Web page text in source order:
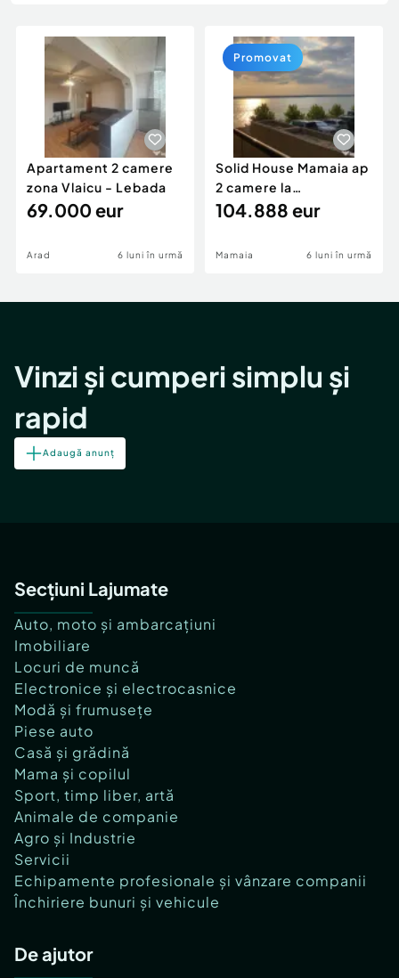
Animale de companie
Afaceri și echipamente profesionale
Inchiriere Bunuri si Vehicule
Piese auto si accesorii
Dacia Duster
Apartament 2 camere
zona Vlaicu - Lebada
69.000 eur
Arad 6 luni în urmă
Solid House Mamaia ap
2 camere la
cheie,langa Mega
104.888 eur
Mamaia 6 luni în urmă
Promovat
Vinzi și cumperi simplu și
rapid
Adaugă anunț
Secțiuni Lajumate
Auto, moto și ambarcațiuni
Imobiliare
Locuri de muncă
Electronice și electrocasnice
Modă și frumusețe
Piese auto
Casă și grădină
Mama și copilul
Sport, timp liber, artă
Animale de companie
Agro și Industrie
Servicii
Echipamente profesionale și vânzare companii
Închiriere bunuri și vehicule
De ajutor